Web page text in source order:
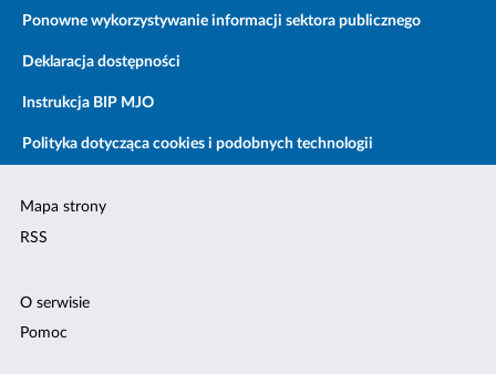
Ponowne wykorzystywanie informacji sektora publicznego
Deklaracja dostępności
Instrukcja BIP MJO
Polityka dotycząca cookies i podobnych technologii
Mapa strony
RSS
O serwisie
Pomoc